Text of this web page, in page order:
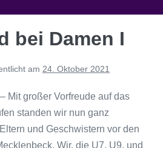
bei Damen I
am 24. Oktober 2021
Mit großer Vorfreude auf das
standen wir nun ganz
und Geschwistern vor den
Wir, die U7, U9, und